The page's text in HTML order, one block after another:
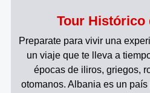
Tour Histórico
Preparate para vivir una
un viaje que te lleva a
épocas de iliros, griegos,
otomanos. Albania es un